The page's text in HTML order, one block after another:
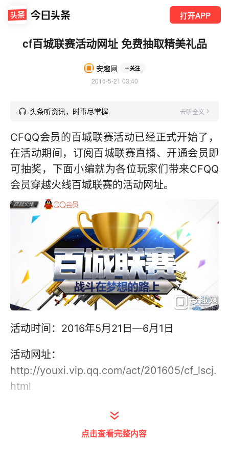
打开APP
cf百城联赛活动网址 免费抽取精美礼品
安趣网 关注
2016-5-21 03:40
头条听资讯，时事尽掌握 去听全文
CFQQ会员的百城联赛活动已经正式开始了，
在活动期间，订阅百城联赛直播、开通会员即
可抽奖，下面小编就为各位玩家们带来CFQQ
会员穿越火线百城联赛的活动网址。
活动时间：2016年5月21日—6月1日
活动网址：
http://youxi.vip.qq.com/act/201605/cf_lscj.
html
一、订阅直播免费抽奖
活动期间：用户在此订阅赛事直播可获得一次
点击查看完整内容